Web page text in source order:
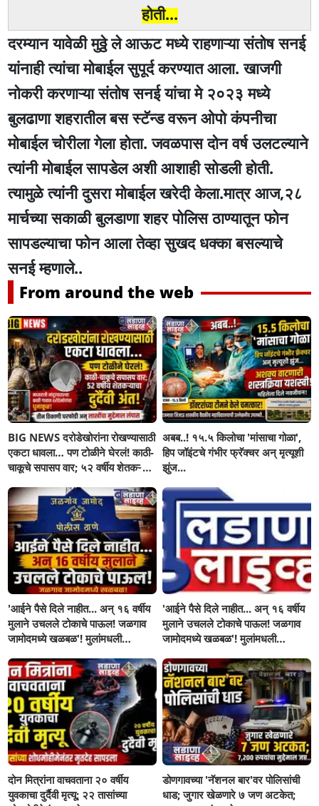
होती...
दरम्यान यावेळी मुठ्ठे ले आऊट मध्ये राहणाऱ्या संतोष सनई
यांनाही त्यांचा मोबाईल सुपूर्द करण्यात आला. खाजगी
नोकरी करणाऱ्या संतोष सनई यांचा मे २०२३ मध्ये
बुलढाणा शहरातील बस स्टॅन्ड वरून ओपो कंपनीचा
मोबाईल चोरीला गेला होता. जवळपास दोन वर्ष उलटल्याने
त्यांनी मोबाईल सापडेल अशी आशाही सोडली होती.
त्यामुळे त्यांनी दुसरा मोबाईल खरेदी केला.मात्र आज,२८
मार्चच्या सकाळी बुलडाणा शहर पोलिस ठाण्यातून फोन
सापडल्याचा फोन आला तेव्हा सुखद धक्का बसल्याचे
सनई म्हणाले..
From around the web
BIG NEWS दरोडेखोरांना रोखण्यासाठी
एकटा धावला… पण टोळीने घेरलं! काठी-
चाकूचे सपासप वार; ५२ वर्षीय शेतकऱ्याचा
अबब..! १५.५ किलोचा 'मांसाचा गोळा',
हिप जॉइंटचे गंभीर फ्रॅक्चर अन् मृत्यूशी
झुंज...
'आईने पैसे दिले नाहीत... अन् १६ वर्षीय
मुलाने उचलले टोकाचे पाऊल! जळगाव
जामोदमध्ये खळबळ'! मुलांमधली
'आईने पैसे दिले नाहीत... अन् १६ वर्षीय
मुलाने उचलले टोकाचे पाऊल! जळगाव
जामोदमध्ये खळबळ'! मुलांमधली
दोन मित्रांना वाचवताना २० वर्षीय
युवकाचा दुर्दैवी मृत्यू; २२ तासांच्या
डोणगावच्या 'नॅशनल बार'वर पोलिसांची
धाड; जुगार खेळणारे ७ जण अटकेत;